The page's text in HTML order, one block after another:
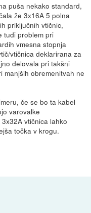
puša nekako standard,
že 3x16A 5 polna
priključnih vtičnic,
tudi problem pri
vmesna stopnja
vtičnica deklarirana za
delovala pri takšni
manjših obremenitvah ne
če se bo ta kabel
varovalke
vtičnica lahko
točka v krogu.